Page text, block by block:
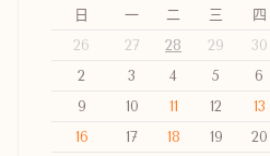
日 一 二 三 四
26
27 28 29 30
2
3 4 5 6
9
10 11 12 13
16
17 18 19 20